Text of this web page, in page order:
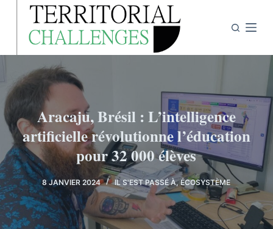
r
u
c
o
n
t
e
n
Aracaju, Brésil : L’intelligence
artificielle révolutionne l’éducation
pour 32 000 élèves
8 JANVIER 2024 IL S'EST PASSÉ À,ÉCOSYSTÈME